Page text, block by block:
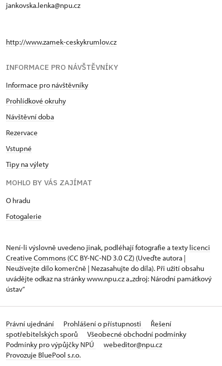
jankovska.lenka@npu.cz
http://www.zamek-ceskykrumlov.cz
INFORMACE PRO NÁVŠTĚVNÍKY
Informace pro návštěvníky
Prohlídkové okruhy
Návštěvní doba
Rezervace
Vstupné
Tipy na výlety
MOHLO BY VÁS ZAJÍMAT
O hradu
Fotogalerie
Není-li výslovně uvedeno jinak, podléhají fotografie a texty licenci
Creative Commons (CC BY-NC-ND 3.0 CZ) (Uveďte autora |
Neužívejte dílo komerčně | Nezasahujte do díla). Při užití obsahu
uvádějte odkaz na stránky www.npu.cz a „zdroj: Národní památkový
ústav“
Právní ujednání Prohlášení o přístupnosti
Řešení
spotřebitelských sporů
Všeobecné obchodní podmínky
Podmínky pro výpůjčky NPÚ
webeditor@npu.cz
Provozuje BluePool s.r.o.